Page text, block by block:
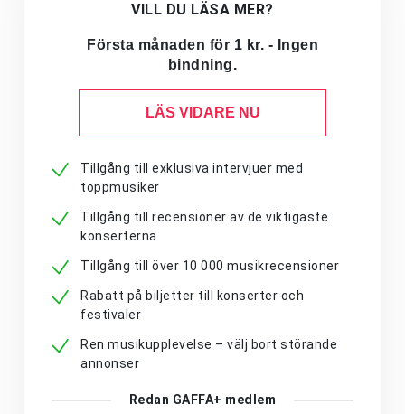
VILL DU LÄSA MER?
Första månaden för 1 kr. - Ingen
bindning.
LÄS VIDARE NU
Tillgång till exklusiva intervjuer med
toppmusiker
Tillgång till recensioner av de viktigaste
konserterna
Tillgång till över 10 000 musikrecensioner
Rabatt på biljetter till konserter och
festivaler
Ren musikupplevelse – välj bort störande
annonser
Redan GAFFA+ medlem